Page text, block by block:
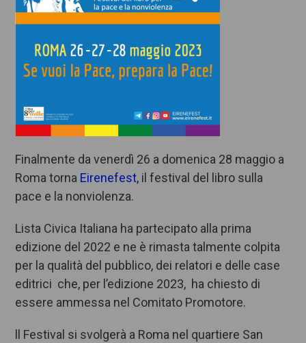
Finalmente da venerdì 26 a domenica 28 maggio a
Roma torna Eirenefest, il festival del libro sulla
pace e la nonviolenza.
Lista Civica Italiana ha partecipato alla prima
edizione del 2022 e ne è rimasta talmente colpita
per la qualità del pubblico, dei relatori e delle case
editrici che, per l’edizione 2023, ha chiesto di
essere ammessa nel Comitato Promotore.
ll Festival si svolgerà a Roma nel quartiere San